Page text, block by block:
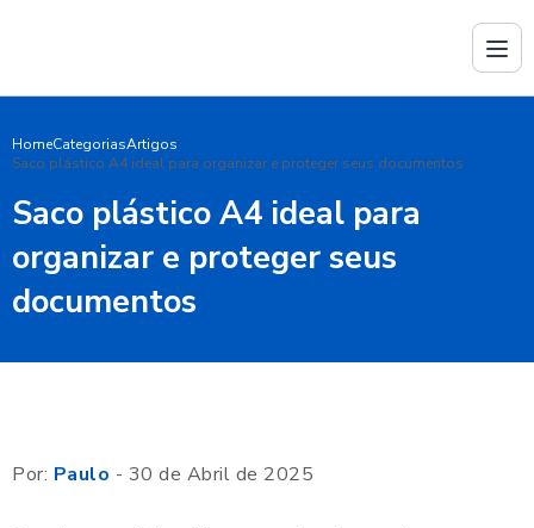
HomeCategoriasArtigos
Saco plástico A4 ideal para organizar e proteger seus documentos
Saco plástico A4 ideal para
organizar e proteger seus
documentos
Por: Paulo - 30 de Abril de 2025